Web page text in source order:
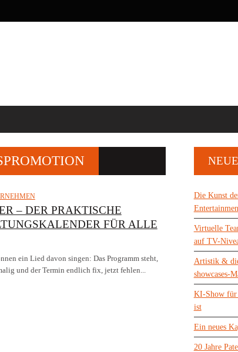
– DER PRAKTISCHE
FÜR ALLE
ein Lied davon singen: Das Programm steht,
und der Termin endlich fix, jetzt fehlen...
Die Kunst
Virtuelle
auf TV-
Artistik &
showcases-
KI-Show für
ist
Ein neues
20 Jahre